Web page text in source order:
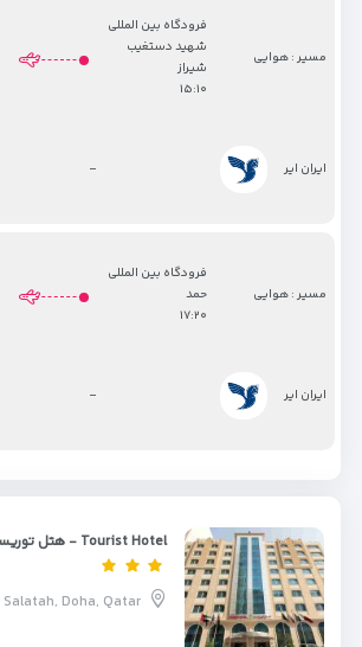
مسیر : هوایی
فرودگاه بین المللی
شهید دستغیب
شیراز
۱۵:۱۰
ایران ایر -
مسیر : هوایی
فرودگاه بین المللی
حمد
۱۷:۲۰
ایران ایر -
Tourist Hotel - هتل توریست دوحه
Salatah, Doha, Qatar